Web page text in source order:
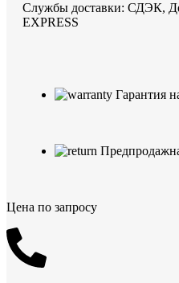
Службы доставки: СДЭК,
EXPRESS
Гарантия
Цена по запросу